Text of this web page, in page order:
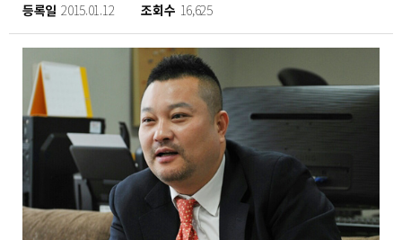
등록일 2015.01.12 조회수 16,625